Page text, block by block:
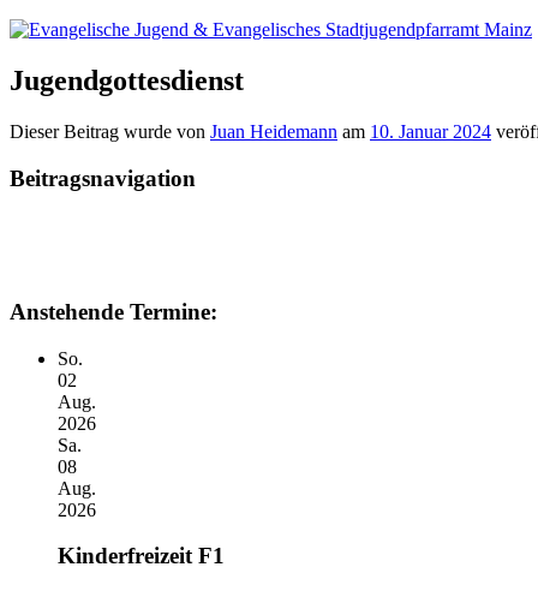
Jugendgottesdienst
Dieser Beitrag wurde von Juan Heidemann am 10. Januar 2024
Beitragsnavigation
Anstehende Termine:
So.
02
Aug.
2026
Sa.
08
Aug.
2026
Kinderfreizeit F1